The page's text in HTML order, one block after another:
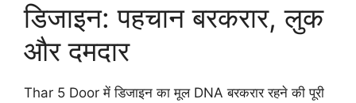
डिजाइन: पहचान बरकरार, लुक
और दमदार
Thar 5 Door में डिजाइन का मूल DNA बरकरार रहने की पूरी